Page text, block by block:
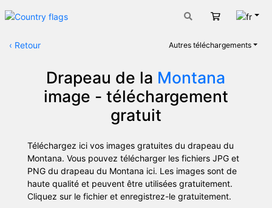
Panier
‹ Retour Autres téléchargements
Drapeau de la Montana
image - téléchargement
gratuit
Téléchargez ici vos images gratuites du drapeau du
Montana. Vous pouvez télécharger les fichiers JPG et
PNG du drapeau du Montana ici. Les images sont de
haute qualité et peuvent être utilisées gratuitement.
Cliquez sur le fichier et enregistrez-le gratuitement.